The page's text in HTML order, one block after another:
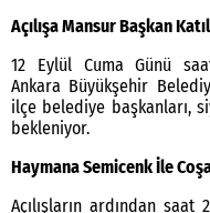
Açılışa Mansur Başkan
12 Eylül Cuma Günü
Ankara Büyükşehir
ilçe belediye başkanları,
bekleniyor.
Haymana Semicenk İle
Açılışların ardından